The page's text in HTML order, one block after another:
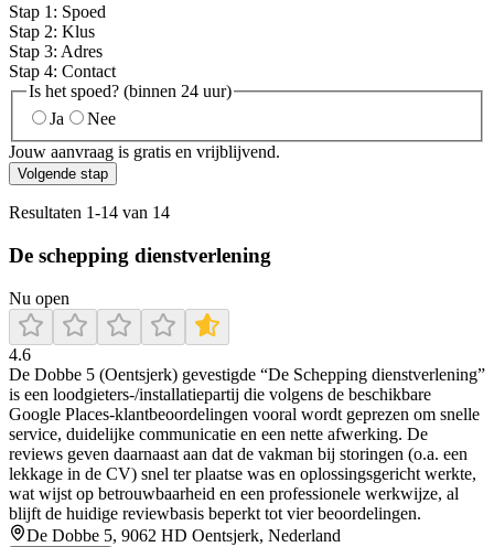
Stap 1 : Spoed
Stap 2: Klus
Stap 3: Adres
Stap 4: Contact
Is het spoed? (binnen 24 uur)
Ja
Nee
Jouw aanvraag is gratis en vrijblijvend.
Volgende stap
Resultaten 1-14 van 14
De schepping dienstverlening
Nu open
4.6
De Dobbe 5 (Oentsjerk) gevestigde “De Schepping dienstverlening”
is een loodgieters-/installatiepartij die volgens de beschikbare
Google Places-klantbeoordelingen vooral wordt geprezen om snelle
service, duidelijke communicatie en een nette afwerking. De
reviews geven daarnaast aan dat de vakman bij storingen (o.a. een
lekkage in de CV) snel ter plaatse was en oplossingsgericht werkte,
wat wijst op betrouwbaarheid en een professionele werkwijze, al
blijft de huidige reviewbasis beperkt tot vier beoordelingen.
De Dobbe 5, 9062 HD Oentsjerk, Nederland